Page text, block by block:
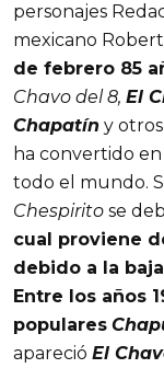
personajes
mexicano
de febrero 85
Chavo del 8, El
Chapatín y
ha convertido
todo el mundo.
Chespirito se
cual proviene
debido a la
Entre los años
populares
apareció El